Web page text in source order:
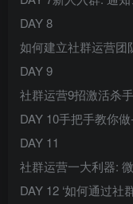
DAY 8
如何建立社群运营团
DAY 9
社群运营9招激活杀
DAY 10手把手教你
DAY 11
社群运营一大利器:
DAY 12 ‘如何通过